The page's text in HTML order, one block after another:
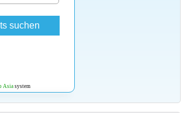
suchen
Asiasystem